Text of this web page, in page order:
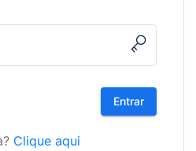
Entrar
Clique aqui